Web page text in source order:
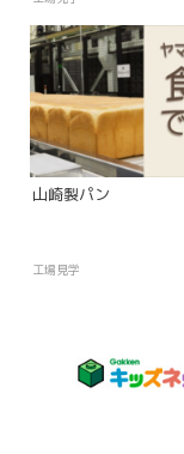
山崎製パン
工場見学